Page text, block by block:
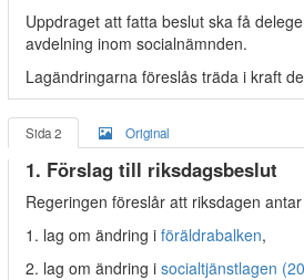
Uppdraget att fatta beslut ska få
avdelning inom socialnämnden.
Lagändringarna föreslås träda i kraft
Sida 2 Original
1. Förslag till riksdagsbeslut
Regeringen föreslår att riksdagen
1. lag om ändring i föräldrabalken,
2. lag om ändring i socialtjänstlagen